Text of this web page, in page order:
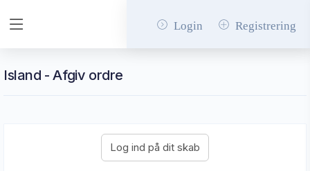
Login Registrering
Island - Afgiv ordre